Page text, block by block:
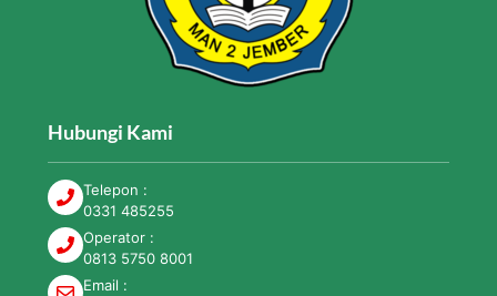
Hubungi Kami
Telepon :
0331 485255
Operator :
0813 5750 8001
Email :